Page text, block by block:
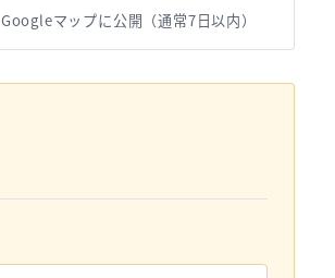
Googleマップに公開（通常7日以内）